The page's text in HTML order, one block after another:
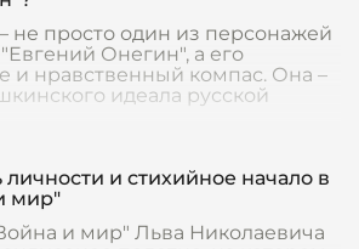
не просто один из персонажей
Онегин", а его
и нравственный компас. Она –
идеала русской
и стихийное начало в
мир"
и мир" Льва Николаевича